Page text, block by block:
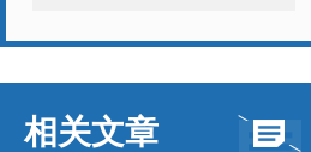
相关文章